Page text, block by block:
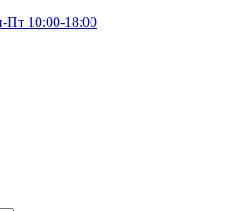
Пт 10:00-18:00